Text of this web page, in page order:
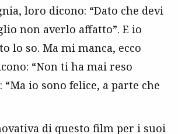
loro dicono: “Dato che devi
non averlo affatto”. E io
lo so. Ma mi manca, ecco
“Non ti ha mai reso
“Ma io sono felice, a parte che
di questo film per i suoi